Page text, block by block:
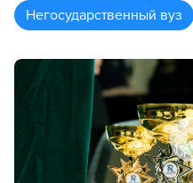
Негосударственный вуз